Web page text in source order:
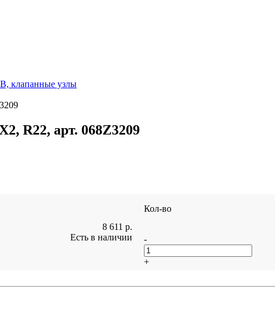
клапанные узлы
R22, арт. 068Z3209
8 611 р.
Есть в наличии
Кол-во
-
+